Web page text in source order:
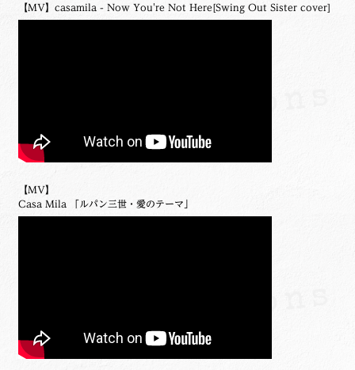
【MV】casamila - Now You're Not Here[Swing Out Sister cover]
【MV】
Casa Mila 「ルパン三世・愛のテーマ」